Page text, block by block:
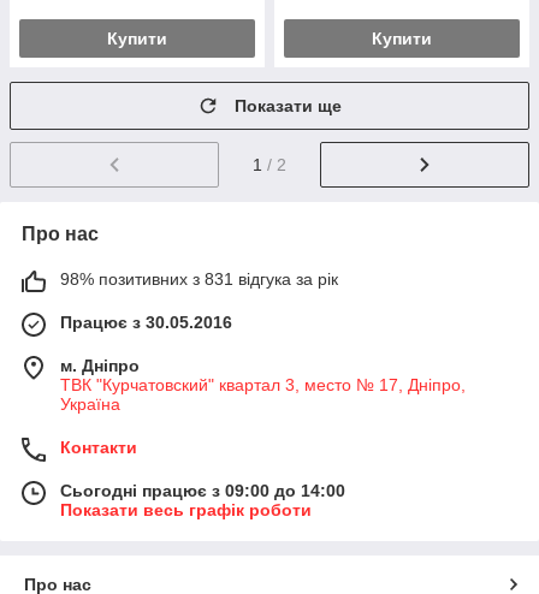
Купити Купити
Показати ще
1 / 2
Про нас
98% позитивних з 831 відгука за рік
Працює з 30.05.2016
м. Дніпро
ТВК "Курчатовский" квартал 3, место № 17, Дніпро,
Україна
Контакти
Сьогодні працює з 09:00 до 14:00
Показати весь графік роботи
Про нас